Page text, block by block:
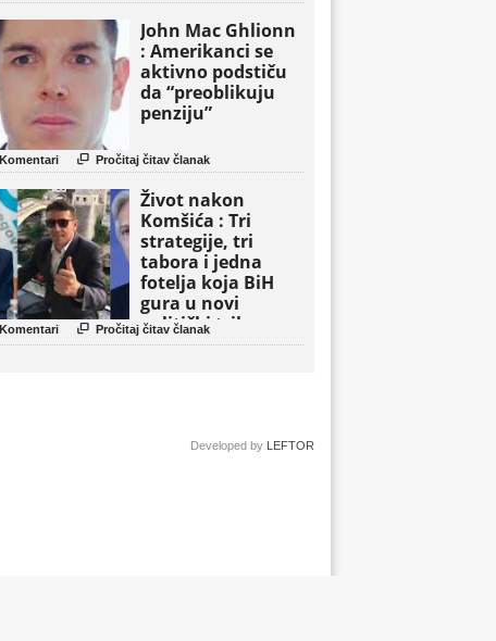
John Mac Ghlionn
: Amerikanci se
aktivno podstiču
da “preoblikuju
penziju”
Komentari  Pročitaj čitav članak
Život nakon
Komšića : Tri
strategije, tri
tabora i jedna
fotelja koja BiH
gura u novi
politički triler
Komentari  Pročitaj čitav članak
Developed by LEFTOR